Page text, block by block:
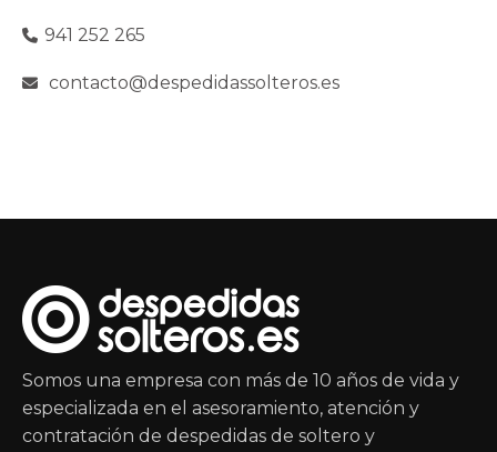
941 252 265
contacto@despedidassolteros.es
Somos una empresa con más de 10 años de vida y
especializada en el asesoramiento, atención y
contratación de despedidas de soltero y